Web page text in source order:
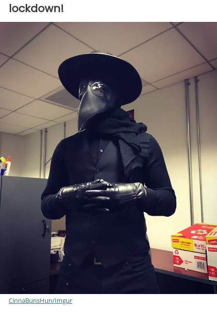
lockdown!
CinnaBunsHun/Imgur